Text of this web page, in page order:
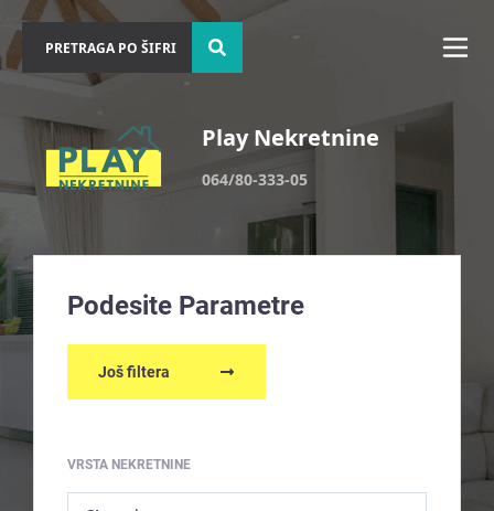
Play Nekretnine
064/80-333-05
Podesite Parametre
Još filtera
VRSTA NEKRETNINE